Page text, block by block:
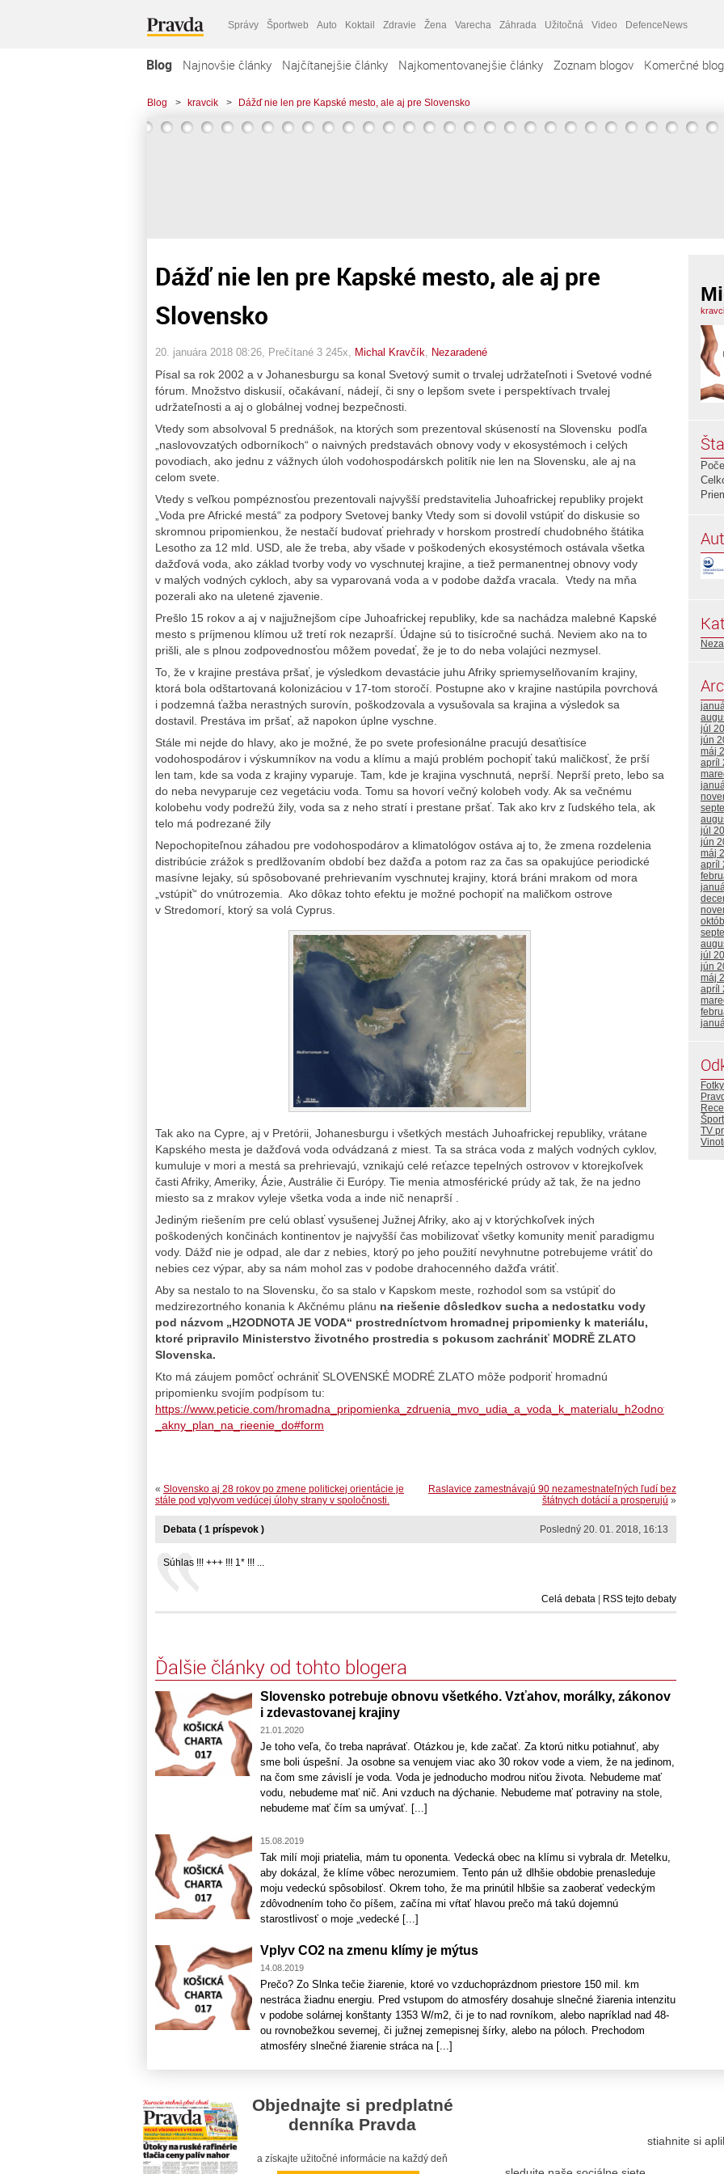
Správy Športweb Auto Koktail Zdravie Žena Varecha Záhrada Užitočná Video DefenceNews
Blog Najnovšie články Najčítanejšie články Najkomentovanejšie články Zoznam blogov Komerčné
Blog > kravcik > Dážď nie len pre Kapské mesto, ale aj pre Slovensko
Dážď nie len pre Kapské mesto, ale aj pre
Slovensko
20. januára 2018 08:26 , Prečítané 3 245x, Michal Kravčík Nezaradené
Písal sa rok 2002 a v Johanesburgu sa konal Svetový sumit o trvalej udržateľnoti i Svetové vodné
fórum. Množstvo diskusií, očakávaní, nádejí, či sny o lepšom svete i perspektívach trvalej
udržateľnosti a aj o globálnej vodnej bezpečnosti.
Vtedy som absolvoval 5 prednášok, na ktorých som prezentoval skúseností na Slovensku podľa
„naslovovzatých odborníkoch“ o naivných predstavách obnovy vody v ekosystémoch i celých
povodiach, ako jednu z vážnych úloh vodohospodárskch politík nie len na Slovensku, ale aj na
celom svete.
Vtedy s veľkou pompéznosťou prezentovali najvyšší predstavitelia Juhoafrickej republiky projekt
„Voda pre Africké mestá“ za podpory Svetovej banky Vtedy som si dovolil vstúpiť do diskusie so
skromnou pripomienkou, že nestačí budovať priehrady v horskom prostredí chudobného štátika
Lesotho za 12 mld. USD, ale že treba, aby všade v poškodených ekosystémoch ostávala všetka
dažďová voda, ako základ tvorby vody vo vyschnutej krajine, a tiež permanentnej obnovy vody
v malých vodných cykloch, aby sa vyparovaná voda a v podobe dažďa vracala. Vtedy na mňa
pozerali ako na uletené zjavenie.
Prešlo 15 rokov a aj v najjužnejšom cípe Juhoafrickej republiky, kde sa nachádza malebné Kapské
mesto s príjmenou klímou už tretí rok nezaprší. Údajne sú to tisícročné suchá. Neviem ako na to
prišli, ale s plnou zodpovednosťou môžem povedať, že je to do neba volajúci nezmysel.
To, že v krajine prestáva pršať, je výsledkom devastácie juhu Afriky spriemyselňovaním krajiny,
ktorá bola odštartovaná kolonizáciou v 17-tom storočí. Postupne ako v krajine nastúpila povrchová
i podzemná ťažba nerastných surovín, poškodzovala a vysušovala sa krajina a výsledok sa
dostavil. Prestáva im pršať, až napokon úplne vyschne.
Stále mi nejde do hlavy, ako je možné, že po svete profesionálne pracujú desaťtisíce
vodohospodárov i výskumníkov na vodu a klímu a majú problém pochopiť takú maličkosť, že prší
len tam, kde sa voda z krajiny vyparuje. Tam, kde je krajina vyschnutá, neprší. Neprší preto, lebo sa
do neba nevyparuje cez vegetáciu voda. Tomu sa hovorí večný kolobeh vody. Ak sa večnému
kolobehu vody podrežú žily, voda sa z neho stratí i prestane pršať. Tak ako krv z ľudského tela, ak
telo má podrezané žily
Nepochopiteľnou záhadou pre vodohospodárov a klimatológov ostáva aj to, že zmena rozdelenia
distribúcie zrážok s predlžovaním období bez dažďa a potom raz za čas sa opakujúce periodické
masívne lejaky, sú spôsobované prehrievaním vyschnutej krajiny, ktorá bráni mrakom od mora
„vstúpiť“ do vnútrozemia. Ako dôkaz tohto efektu je možné pochopiť na maličkom ostrove
v Stredomorí, ktorý sa volá Cyprus.
Tak ako na Cypre, aj v Pretórii, Johanesburgu i všetkých mestách Juhoafrickej republiky, vrátane
Kapského mesta je dažďová voda odvádzaná z miest. Ta sa stráca voda z malých vodných cyklov,
kumuluje v mori a mestá sa prehrievajú, vznikajú celé reťazce tepelných ostrovov v ktorejkoľvek
časti Afriky, Ameriky, Ázie, Austrálie či Európy. Tie menia atmosférické prúdy až tak, že na jedno
miesto sa z mrakov vyleje všetka voda a inde nič nenaprší .
Jediným riešením pre celú oblasť vysušenej Južnej Afriky, ako aj v ktorýchkoľvek iných
poškodených končinách kontinentov je najvyšší čas mobilizovať všetky komunity meniť paradigmu
vody. Dážď nie je odpad, ale dar z nebies, ktorý po jeho použití nevyhnutne potrebujeme vrátiť do
nebies cez výpar, aby sa nám mohol zas v podobe drahocenného dažďa vrátiť.
Aby sa nestalo to na Slovensku, čo sa stalo v Kapskom meste, rozhodol som sa vstúpiť do
medzirezortného konania k Akčnému plánu na riešenie dôsledkov sucha a nedostatku vody
pod názvom „H2ODNOTA JE VODA“ prostredníctvom hromadnej pripomienky k materiálu,
ktoré pripravilo Ministerstvo životného prostredia s pokusom zachrániť MODRĚ ZLATO
Slovenska.
Kto má záujem pomôcť ochrániť SLOVENSKÉ MODRÉ ZLATO môže podporiť hromadnú
pripomienku svojím podpísom tu:
https://www.peticie.com/hromadna_pripomienka_zdruenia_mvo_udia_a_voda_k_materialu_h2odnota_je_voda_-
_akny_plan_na_rieenie_do#form
Raslavice zamestnávajú 90 nezamestnateľných ľudí bez
štátnych dotácií a prosperujú »
« Slovensko aj 28 rokov po zmene politickej orientácie je
stále pod vplyvom vedúcej úlohy strany v spoločnosti.
Posledný 20. 01. 2018, 16:13
Debata ( 1 príspevok )
Súhlas !!! +++ !!! 1* !!! ...
Celá debata RSS tejto debaty
Ďalšie články od tohto blogera
Slovensko potrebuje obnovu všetkého. Vzťahov, morálky, zákonov
i zdevastovanej krajiny
21.01.2020
Je toho veľa, čo treba naprávať. Otázkou je, kde začať. Za ktorú nitku potiahnuť, aby
sme boli úspešní. Ja osobne sa venujem viac ako 30 rokov vode a viem, že na jedinom,
na čom sme závislí je voda. Voda je jednoducho modrou niťou života. Nebudeme mať
vodu, nebudeme mať nič. Ani vzduch na dýchanie. Nebudeme mať potraviny na stole,
nebudeme mať čím sa umývať. [...]
15.08.2019
Tak milí moji priatelia, mám tu oponenta. Vedecká obec na klímu si vybrala dr. Metelku,
aby dokázal, že klíme vôbec nerozumiem. Tento pán už dlhšie obdobie prenasleduje
moju vedeckú spôsobilosť. Okrem toho, že ma prinútil hlbšie sa zaoberať vedeckým
zdôvodnením toho čo píšem, začína mi vŕtať hlavou prečo má takú dojemnú
starostlivosť o moje „vedecké [...]
Vplyv CO2 na zmenu klímy je mýtus
14.08.2019
Prečo? Zo Slnka tečie žiarenie, ktoré vo vzduchoprázdnom priestore 150 mil. km
nestráca žiadnu energiu. Pred vstupom do atmosféry dosahuje slnečné žiarenia intenzitu
v podobe solárnej konštanty 1353 W/m2, či je to nad rovníkom, alebo napríklad nad 48-
ou rovnobežkou severnej, či južnej zemepisnej šírky, alebo na póloch. Prechodom
atmosféry slnečné žiarenie stráca na [...]
júl
jún
máj
apríl
júl
jún
máj
apríl
júl
jún
máj
apríl
Fotky
Šport
TV
Objednajte si predplatné
denníka Pravda
a získajte užitočné informácie na každý deň
stiahnite si